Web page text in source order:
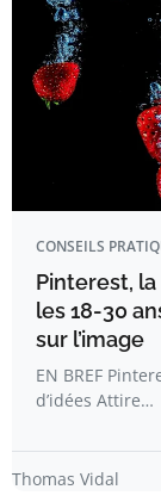
CONSEILS
Pinterest,
les 18-30
sur l’image
EN BREF
d’idées Attire…
Thomas Vidal